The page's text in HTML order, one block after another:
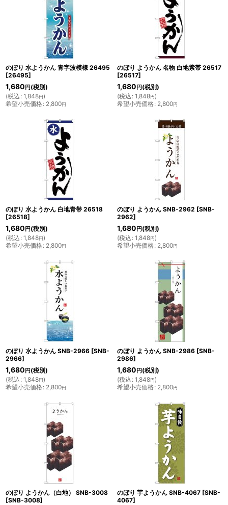
のぼり 水ようかん 青字波模様 26495
[26495]
1,680 円 (税別)
(税込 : 1,848円)
希望小売価格: 2,800円
のぼり ようかん 名物 白地紫帯 26517
[26517]
1,680 円 (税別)
(税込 : 1,848円)
希望小売価格: 2,800円
のぼり 水ようかん 白地青帯 26518
[26518]
1,680 円 (税別)
(税込 : 1,848円)
希望小売価格: 2,800円
のぼり ようかん SNB-2962 [SNB-
2962]
1,680 円 (税別)
(税込 : 1,848円)
希望小売価格: 2,800円
のぼり 水ようかん SNB-2966 [SNB-
2966]
1,680 円 (税別)
(税込 : 1,848円)
希望小売価格: 2,800円
のぼり ようかん SNB-2986 [SNB-
2986]
1,680 円 (税別)
(税込 : 1,848円)
希望小売価格: 2,800円
のぼり ようかん（白地） SNB-3008
[SNB-3008]
のぼり 芋ようかん SNB-4067 [SNB-
4067]